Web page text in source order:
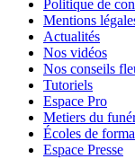
Politique de
Mentions
Actualités
Nos vidéos
Nos conseils
Tutoriels
Espace Pro
Metiers du
Écoles de
Espace Presse